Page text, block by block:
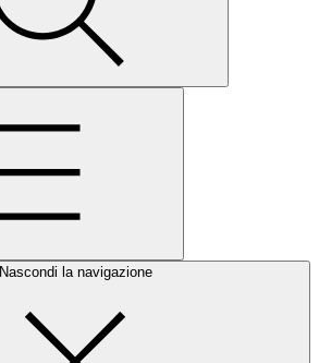
Nascondi la navigazione